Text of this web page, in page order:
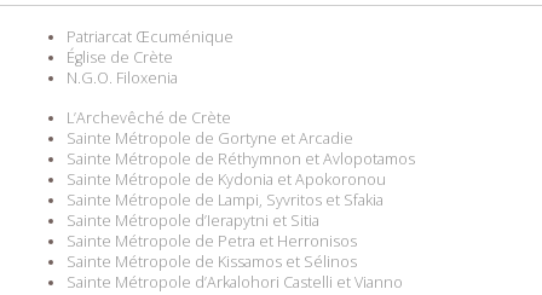
Patriarcat Œcuménique
Église de Crète
N.G.O. Filoxenia
L’Archevêché de Crète
Sainte Métropole de Gortyne et Arcadie
Sainte Métropole de Réthymnon et Avlopotamos
Sainte Métropole de Kydonia et Apokoronou
Sainte Métropole de Lampi, Syvritos et Sfakia
Sainte Métropole d’Ierapytni et Sitia
Sainte Métropole de Petra et Herronisos
Sainte Métropole de Kissamos et Sélinos
Sainte Métropole d’Arkalohori Castelli et Vianno